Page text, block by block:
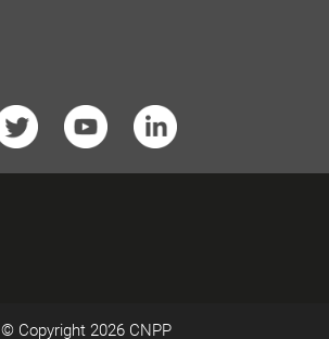
© Copyright 2026 CNPP